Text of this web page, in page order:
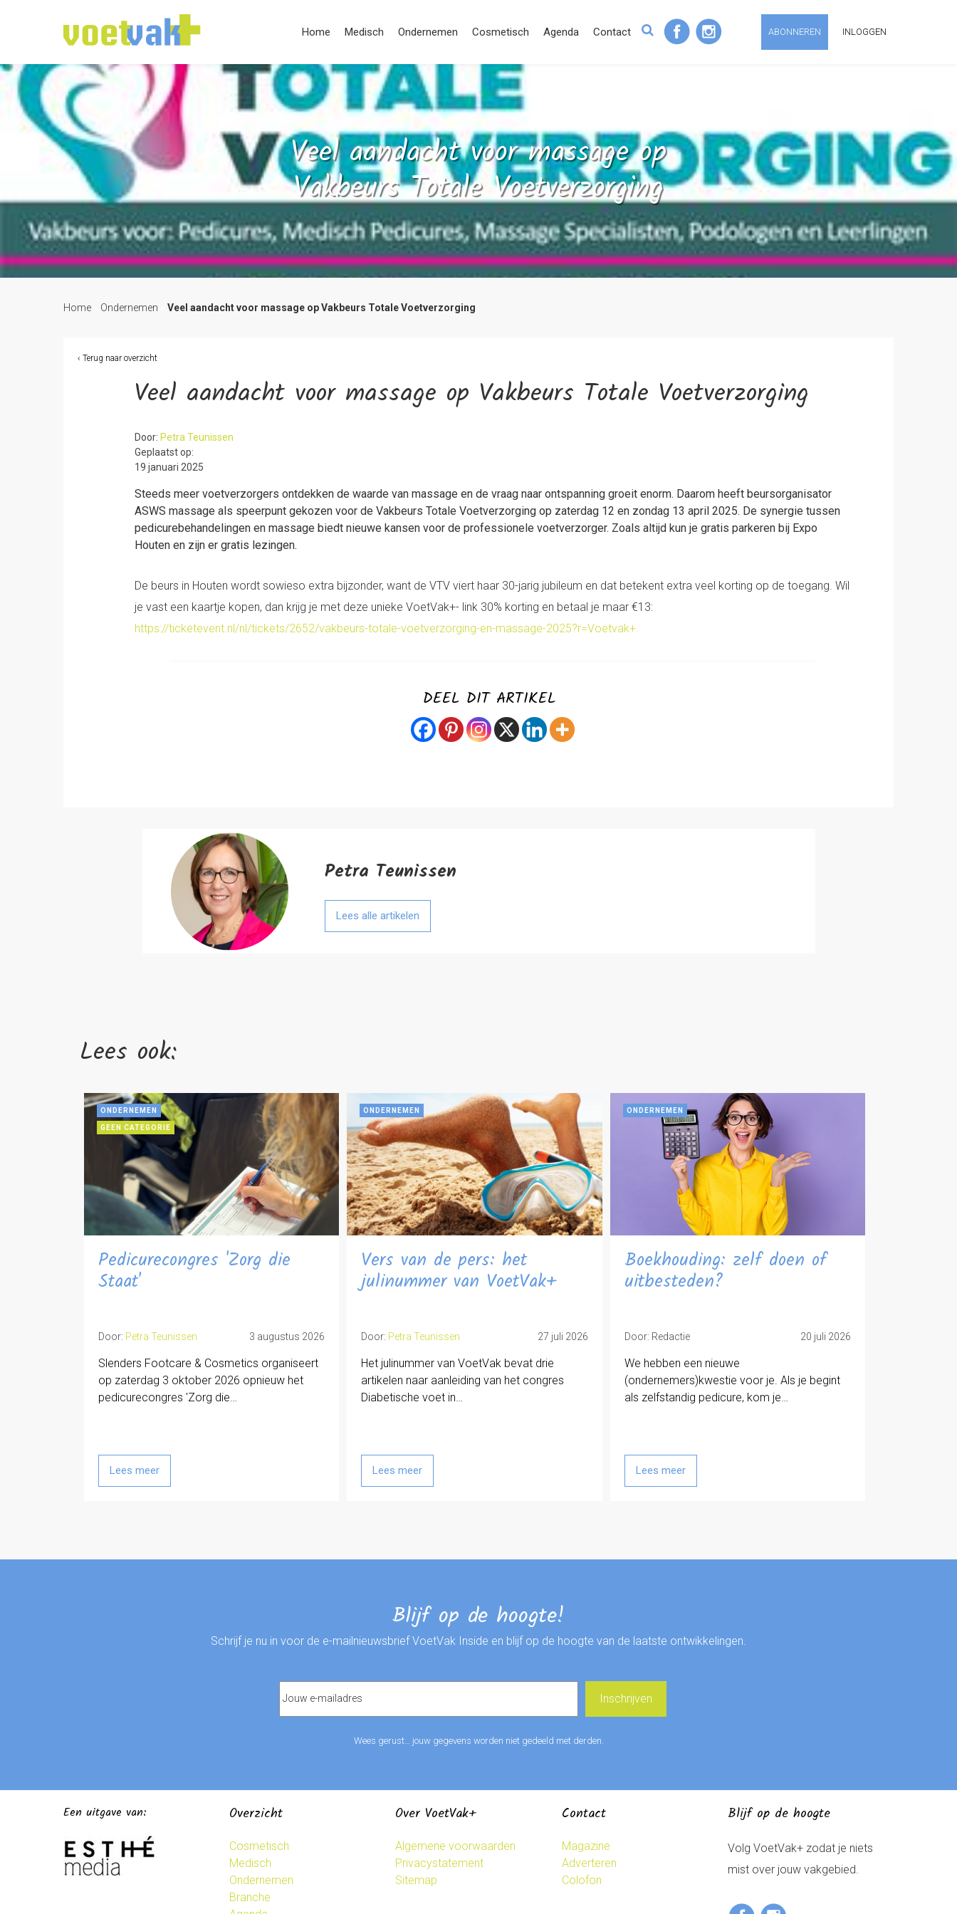
INLOGGEN
ABONNEREN
Home Medisch Ondernemen Cosmetisch Agenda Contact
Veel aandacht voor massage op
Vakbeurs Totale Voetverzorging
Home» Ondernemen Veel aandacht voor massage op Vakbeurs Totale Voetverzorging
‹ Terug naar overzicht
Veel aandacht voor massage op Vakbeurs Totale Voetverzorging
Door: Petra Teunissen
Geplaatst op:
19 januari 2025
Steeds meer voetverzorgers ontdekken de waarde van massage en de vraag naar ontspanning groeit enorm. Daarom heeft beursorganisator
ASWS massage als speerpunt gekozen voor de Vakbeurs Totale Voetverzorging op zaterdag 12 en zondag 13 april 2025. De synergie tussen
pedicurebehandelingen en massage biedt nieuwe kansen voor de professionele voetverzorger. Zoals altijd kun je gratis parkeren bij Expo
Houten en zijn er gratis lezingen.
De beurs in Houten wordt sowieso extra bijzonder, want de VTV viert haar 30-jarig jubileum en dat betekent extra veel korting op de toegang. Wil
je vast een kaartje kopen, dan krijg je met deze unieke VoetVak+- link 30% korting en betaal je maar €13:
https://ticketevent.nl/nl/tickets/2652/vakbeurs-totale-voetverzorging-en-massage-2025?r=Voetvak+.
DEEL DIT ARTIKEL
Petra Teunissen
Lees alle artikelen
Lees ook:
ONDERNEMEN
GEEN CATEGORIE
Pedicurecongres 'Zorg die
Staat'
Door: Petra Teunissen 3 augustus 2026
Slenders Footcare & Cosmetics organiseert
op zaterdag 3 oktober 2026 opnieuw het
pedicurecongres 'Zorg die…
Lees meer
ONDERNEMEN
Vers van de pers: het
julinummer van VoetVak+
Door: Petra Teunissen 27 juli 2026
Het julinummer van VoetVak bevat drie
artikelen naar aanleiding van het congres
Diabetische voet in…
Lees meer
ONDERNEMEN
Boekhouding: zelf doen of
uitbesteden?
Door: Redactie 20 juli 2026
We hebben een nieuwe
(ondernemers)kwestie voor je. Als je begint
als zelfstandig pedicure, kom je…
Lees meer
Blijf op de hoogte!
Schrijf je nu in voor de e-mailnieuwsbrief VoetVak Inside en blijf op de hoogte van de laatste ontwikkelingen.
Wees gerust… jouw gegevens worden niet gedeeld met derden.
Een uitgave van: Overzicht
Cosmetisch
Medisch
Ondernemen
Branche
Over VoetVak+
Algemene voorwaarden
Privacystatement
Sitemap
Contact
Magazine
Adverteren
Colofon
Blijf op de hoogte
Volg VoetVak+ zodat je niets
mist over jouw vakgebied.